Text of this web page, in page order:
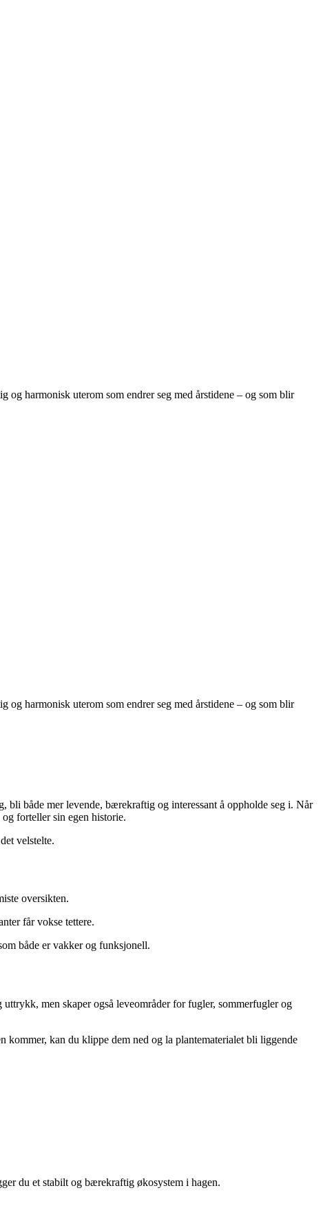
og harmonisk uterom som endrer seg med årstidene – og som blir
og harmonisk uterom som endrer seg med årstidene – og som blir
både mer levende, bærekraftig og interessant å oppholde seg i. Når
forteller sin egen historie.
velstelte.
oversikten.
får vokse tettere.
både er vakker og funksjonell.
men skaper også leveområder for fugler, sommerfugler og
kommer, kan du klippe dem ned og la plantematerialet bli liggende
du et stabilt og bærekraftig økosystem i hagen.